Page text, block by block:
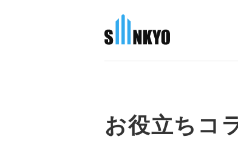
お役立ちコ